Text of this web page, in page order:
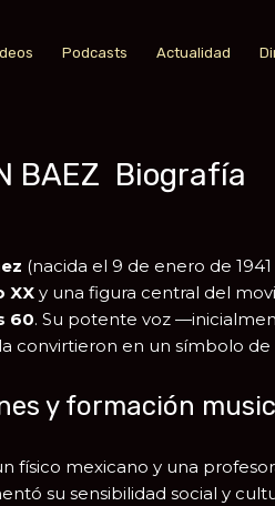
Podcasts Actualidad
BAEZ Biografía
favoritos
(nacida el 9 de enero de
XXy una figura central del
60. Su potente voz
convirtieron en un símbolo de
y formación
físico mexicano y una
su sensibilidad social y